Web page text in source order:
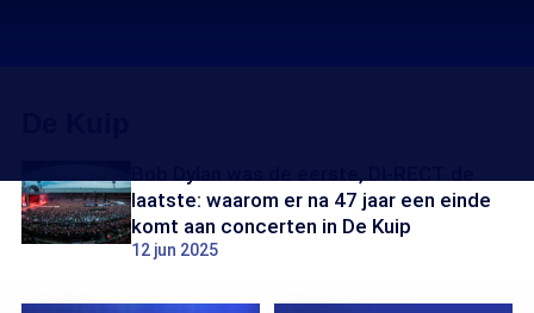
laatste: waarom er na 47 jaar een einde
komt aan concerten in De Kuip
12 jun 2025